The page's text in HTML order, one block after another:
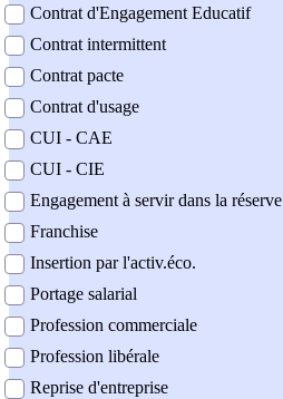
Contrat d'Engagement Educatif
Contrat intermittent
Contrat pacte
Contrat d'usage
CUI - CAE
CUI - CIE
Engagement à servir dans la réserve
Franchise
Insertion par l'activ.éco.
Portage salarial
Profession commerciale
Profession libérale
Reprise d'entreprise